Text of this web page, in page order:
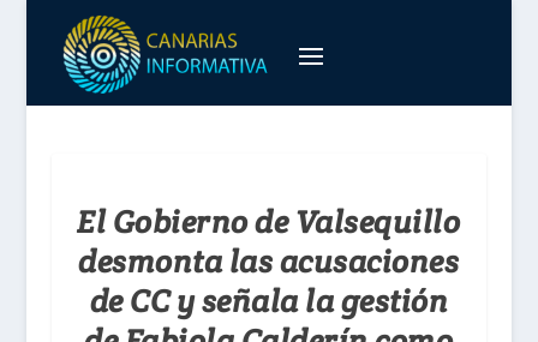
El Gobierno de Valsequillo
desmonta las acusaciones
de CC y señala la gestión